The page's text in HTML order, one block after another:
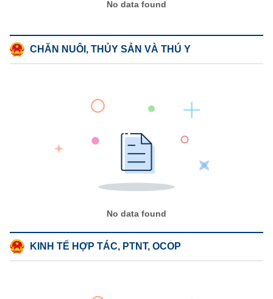
No data found
CHĂN NUÔI, THỦY SẢN VÀ THÚ Y
No data found
KINH TẾ HỢP TÁC, PTNT, OCOP